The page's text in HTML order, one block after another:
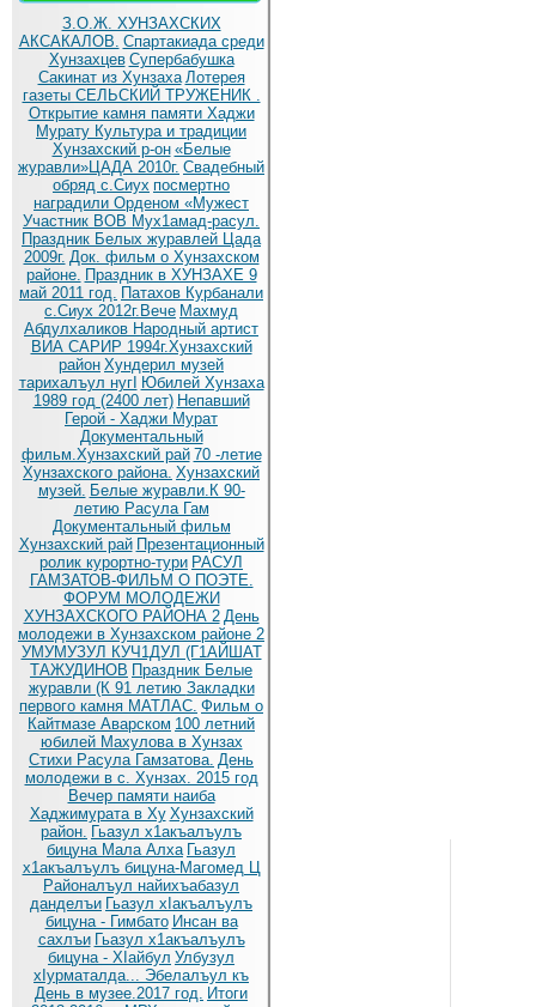
З.О.Ж. ХУНЗАХСКИХ
АКСАКАЛОВ. Спартакиада среди
Хунзахцев Супербабушка
Сакинат из Хунзаха Лотерея
газеты СЕЛЬСКИЙ ТРУЖЕНИК .
Открытие камня памяти Хаджи
Мурату Культура и традиции
Хунзахский р-он «Белые
журавли»ЦАДА 2010г. Cвадебный
обряд c.Сиух посмертно
наградили Орденом «Мужест
Участник ВОВ Мух1амад-расул.
Праздник Белых журавлей Цада
2009г. Док. фильм о Хунзахском
районе. Праздник в ХУНЗАХЕ 9
май 2011 год. Патахов Курбанали
с.Сиух 2012г.Вече Махмуд
Абдулхаликов Народный артист
ВИА САРИР 1994г.Хунзахский
район Хундерил музей
тарихалъул нугI Юбилей Хунзаха
1989 год (2400 лет) Непавший
Герой - Хаджи Мурат
Документальный
фильм.Хунзахский рай 70 -летие
Хунзахского района. Хунзахский
музей. Белые журавли.К 90-
летию Расула Гам
Документальный фильм
Хунзахский рай Презентационный
ролик курортно-тури РАСУЛ
ГАМЗАТОВ-ФИЛЬМ О ПОЭТЕ.
ФОРУМ МОЛОДЕЖИ
ХУНЗАХСКОГО РАЙОНА 2 День
молодежи в Хунзахском районе 2
УМУМУЗУЛ КУЧ1ДУЛ (Г1АЙШАТ
ТАЖУДИНОВ Праздник Белые
журавли (К 91 летию Закладки
первого камня МАТЛАС. Фильм о
Кайтмазе Аварском 100 летний
юбилей Махулова в Хунзах
Стихи Расула Гамзатова. День
молодежи в с. Хунзах. 2015 год
Вечер памяти наиба
Хаджимурата в Ху Хунзахский
район. Гьазул х1акъалъулъ
бицуна Мала Алха Гьазул
х1акъалъулъ бицуна-Магомед Ц
Районалъул найихъабазул
данделъи Гьазул хIакъалъулъ
бицуна - Гимбато Инсан ва
сахлъи Гьазул х1акъалъулъ
бицуна - ХIайбул Улбузул
хIурматалда... Эбелалъул къ
День в музее.2017 год. Итоги